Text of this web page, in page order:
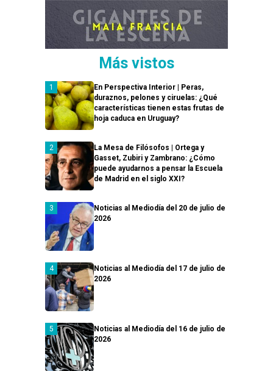
Más vistos
En Perspectiva Interior | Peras,
duraznos, pelones y ciruelas: ¿Qué
características tienen estas frutas de
hoja caduca en Uruguay?
La Mesa de Filósofos | Ortega y
Gasset, Zubiri y Zambrano: ¿Cómo
puede ayudarnos a pensar la Escuela
de Madrid en el siglo XXI?
Noticias al Mediodía del 20 de julio de
2026
Noticias al Mediodía del 17 de julio de
2026
Noticias al Mediodía del 16 de julio de
2026